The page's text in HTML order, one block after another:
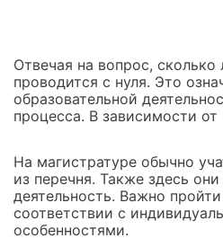
Отвечая на вопрос,
проводится с нуля. Это
образовательной
процесса. В зависимости
На магистратуре обычно
из перечня. Также здесь
деятельность. Важно
соответствии с
особенностями.